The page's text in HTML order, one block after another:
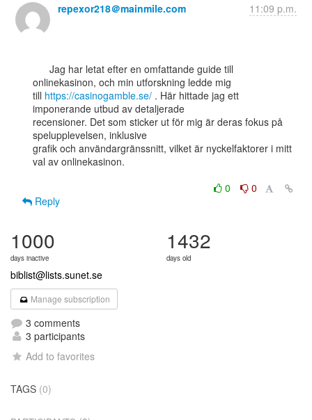
repexor218＠mainmile.com 11:09 p.m.
onlinekasinon, och min utforskning ledde mig
till https://casinogamble.se/ . Här hittade jag ett
imponerande utbud av detaljerade
recensioner. Det som sticker ut för mig är deras fokus på
spelupplevelsen, inklusive
grafik och användargränssnitt, vilket är nyckelfaktorer i mitt
val av onlinekasinon.
0
0
Reply
1000
days inactive
1432
days old
biblist@lists.sunet.se
Manage subscription
3 comments
3 participants
Add to favorites
TAGS (0)